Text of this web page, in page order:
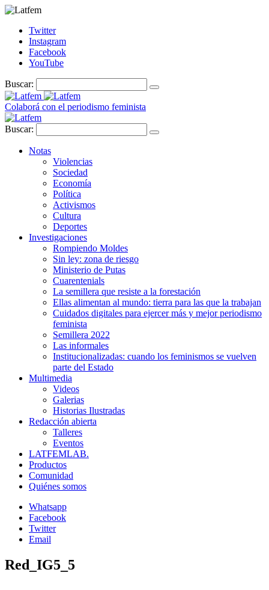
Twitter
Instagram
Facebook
YouTube
Buscar:
Colaborá con el periodismo feminista
Buscar:
Notas
Violencias
Sociedad
Economía
Política
Activismos
Cultura
Deportes
Investigaciones
Rompiendo Moldes
Sin ley: zona de riesgo
Ministerio de Putas
Cuarentenials
La semillera que resiste a la forestación
Ellas alimentan al mundo: tierra para las que la trabajan
Cuidados digitales para ejercer más y mejor periodismo
feminista
Semillera 2022
Las informales
Institucionalizadas: cuando los feminismos se vuelven
parte del Estado
Multimedia
Videos
Galerias
Historias Ilustradas
Redacción abierta
Talleres
Eventos
LATFEMLAB.
Productos
Comunidad
Quiénes somos
Whatsapp
Facebook
Twitter
Email
Red_IG5_5